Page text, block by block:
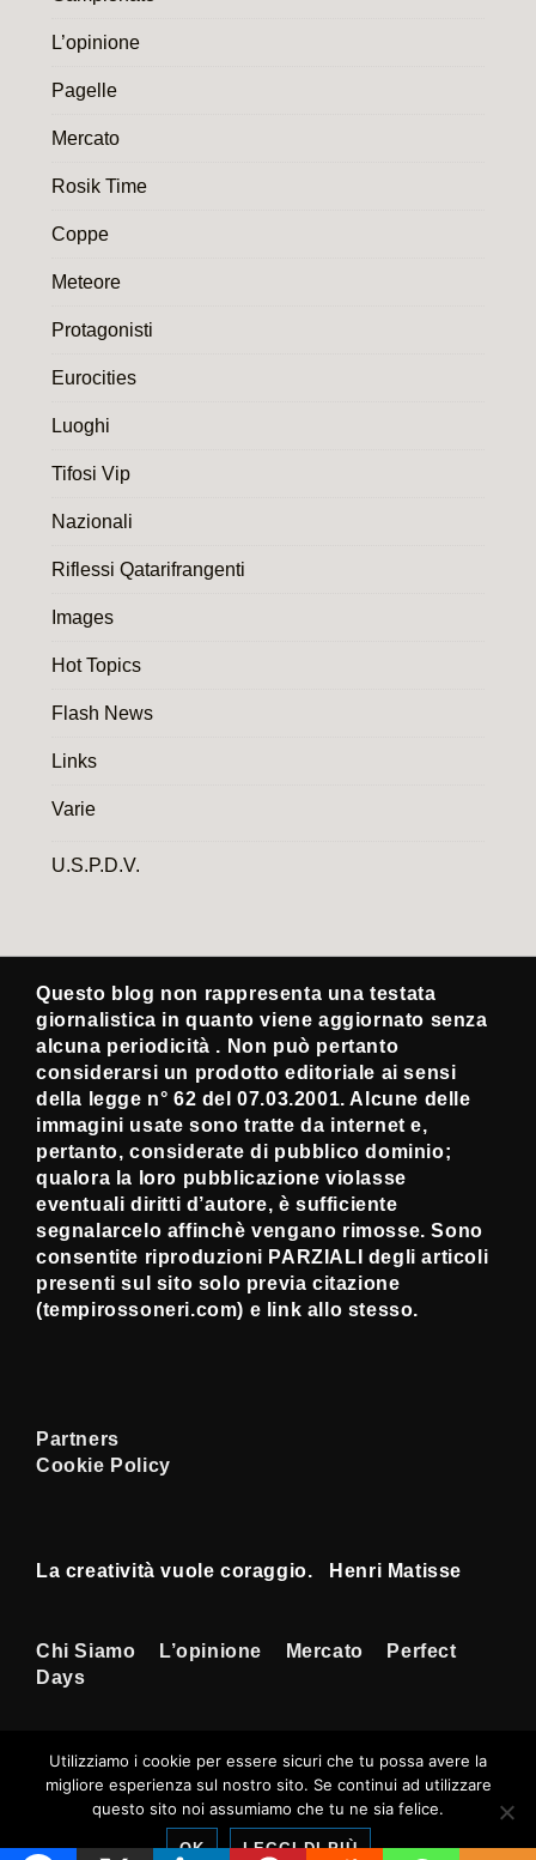
L’opinione
Pagelle
Mercato
Rosik Time
Coppe
Meteore
Protagonisti
Eurocities
Luoghi
Tifosi Vip
Nazionali
Riflessi Qatarifrangenti
Images
Hot Topics
Flash News
Links
Varie
U.S.P.D.V.
Questo blog non rappresenta una testata
giornalistica in quanto viene aggiornato senza
alcuna periodicità . Non può pertanto
considerarsi un prodotto editoriale ai sensi
della legge n° 62 del 07.03.2001. Alcune delle
immagini usate sono tratte da internet e,
pertanto, considerate di pubblico dominio;
qualora la loro pubblicazione violasse
eventuali diritti d’autore, è sufficiente
segnalarcelo affinchè vengano rimosse. Sono
consentite riproduzioni PARZIALI degli articoli
presenti sul sito solo previa citazione
(tempirossoneri.com) e link allo stesso.
Partners
Cookie Policy
La creatività vuole coraggio. Henri Matisse
Menu
Footer
Chi Siamo L’opinione Mercato
Perfect
Days
Copyright © 2026Tempi Rossoneri |
Sviluppato daTema responsive
Utilizziamo i cookie per essere sicuri che tu possa avere la
migliore esperienza sul nostro sito. Se continui ad utilizzare
questo sito noi assumiamo che tu ne sia felice.
OK LEGGI DI PIÙ